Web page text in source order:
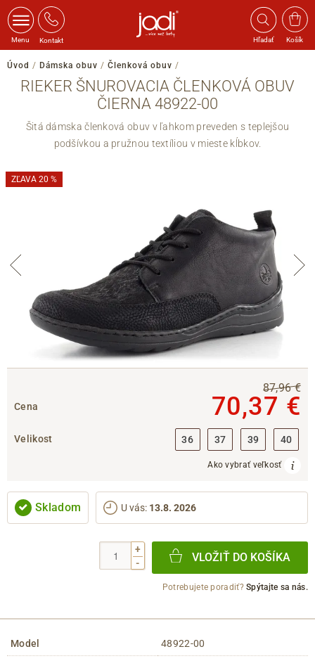
Menu Kontakt Hľadať Košík
Úvod / Dámska obuv / Členková obuv /
RIEKER ŠNUROVACIA ČLENKOVÁ OBUV
ČIERNA 48922-00
Šitá dámska členková obuv v ľahkom preveden s teplejšou
podšívkou a pružnou textíliou v mieste kĺbkov.
ZĽAVA 20 %
Cena
87,96 €
70,37 €
Velikost 36 37 39 40
Ako vybrať veľkosť
Skladom U vás: 13.8. 2026
+
-
VLOŽIŤ DO KOŠÍKA
Potrebujete poradiť?Spýtajte sa nás.
Model 48922-00